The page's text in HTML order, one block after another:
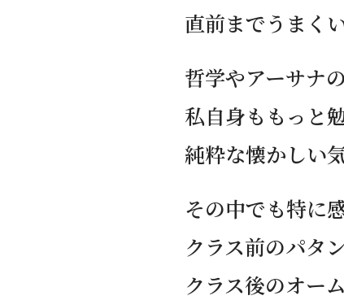
直前までうまく
哲学やアーサナ
私自身ももっと
純粋な懐かしい
その中でも特に
クラス前のパタ
クラス後のオー